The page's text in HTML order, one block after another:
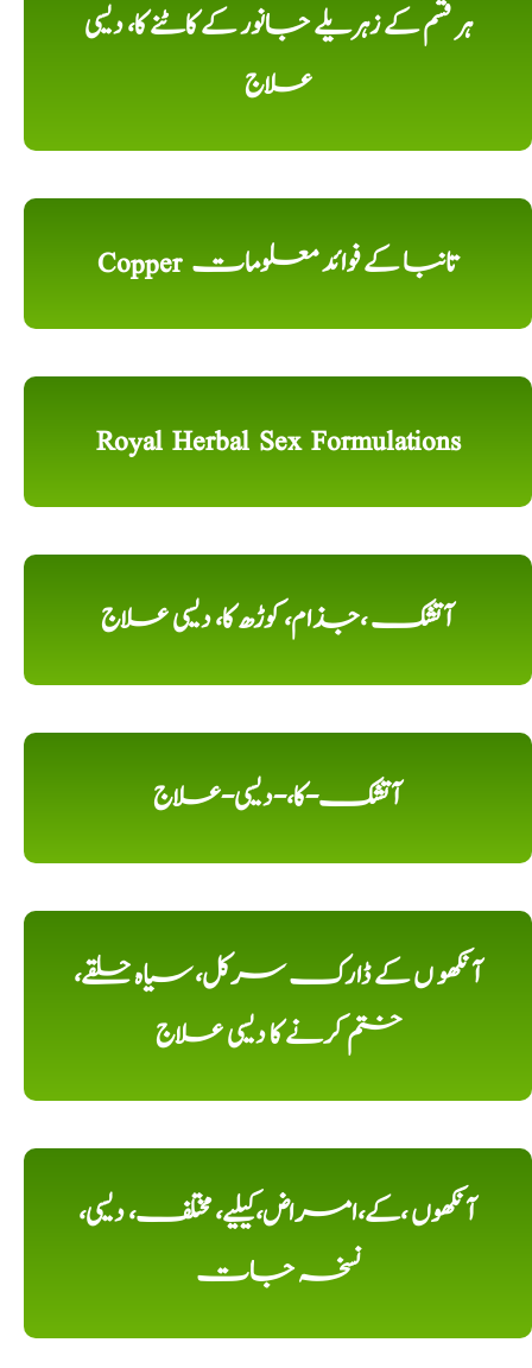
ہر قسم کے زہریلے جانور کے کاٹنے کا، دیسی
علاج
Copper تانبا کے فوائد معلومات
Royal Herbal Sex Formulations
آتشک ،جذام، کوڑھ کا، دیسی علاج
آتشک-کا،-دیسی-علاج
آنکھو ں کے ڈارک سرکل، سیاہ حلقے،
ختم کرنے کا دیسی علاج
آنکھوں ،کے،امراض،کیلیے، مختلف، دیسی،
نسخہ جات